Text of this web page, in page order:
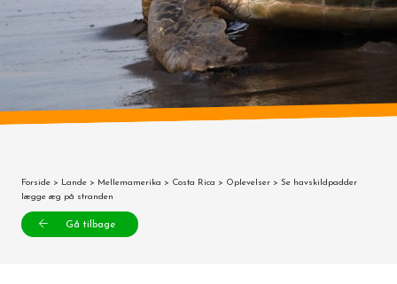
Forside > Lande > Mellemamerika > Costa Rica > Oplevelser > Se havskildpadder
lægge æg på stranden
Gå tilbage